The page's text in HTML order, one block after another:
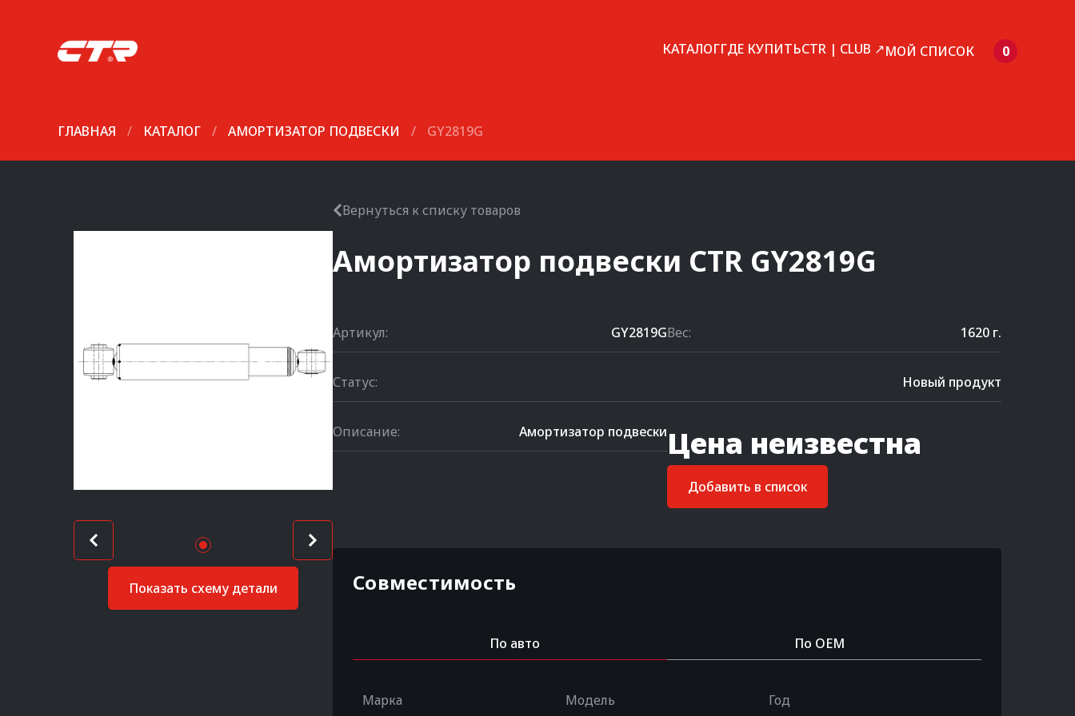
КАТАЛОГГДЕ КУПИТЬCTR | CLUB ↗МОЙ СПИСОК 0
ГЛАВНАЯ / КАТАЛОГ / АМОРТИЗАТОР ПОДВЕСКИ / GY2819G
Показать схему детали
Вернуться к списку товаров
Амортизатор подвески CTR GY2819G
Артикул: GY2819GВес: 1620 г.
Статус: Новый продукт
Описание: Амортизатор подвескиЦена неизвестна
Добавить в список
Совместимость
По авто По OEM
Марка Модель Год